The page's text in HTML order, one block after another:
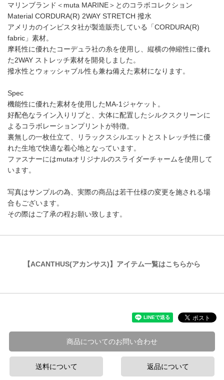
マリンブランド＜muta MARINE＞とのコラボコレクション
Material CORDURA(R) 2WAY STRETCH 撥水
アメリカのインビスタ社が製造販売している「CORDURA(R)
fabric」素材。
摩耗性に優れたコーデュラ社の糸を使用し、縦横の伸縮性に優れ
た2WAY ストレッチ素材を開発しました。
撥水性とウォッシャブル性も兼ね備えた素材になります。
Spec
機能性に優れた素材を使用したMA-1ジャケット。
好配色なライン入りリブと、大体に配置したシルクスクリーンに
よるコラボレーションプリントが特徴。
裏無しの一枚仕立て、リラックスシルエットとストレッチ性に優
れた生地で快適な着心地となっています。
ファスナーにはmutaオリジナルのスライダーチャームを使用して
います。
写真はサンプルの為、実際の商品は若干仕様の変更を施される場
合もございます。
その際はご了承の程お願い致します。
【ACANTHUS(アカンサス)】アイテム一覧はこちらから
商品についてのお問い合わせ
送料について 返品について